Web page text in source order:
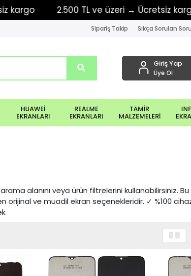
2.500 TL ve üzeri → Ücretsiz kargo
Sipariş Takip Sıkça Sorulan
Giriş Yap
Üye Ol
HUAWEİ
EKRANLARI
REALME
EKRANLARI
TAMİR
MALZEMELERİ
arama alanını veya ürün filtrelerini kullanabilirsiniz.
orijinal ve muadil ekran seçenekleridir. ✓ %100